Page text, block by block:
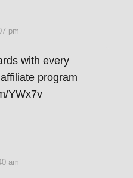
pm
with every
program
YWx7v
am